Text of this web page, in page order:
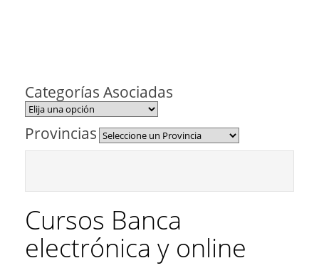
Categorías Asociadas
Provincias
Cursos Banca
electrónica y online